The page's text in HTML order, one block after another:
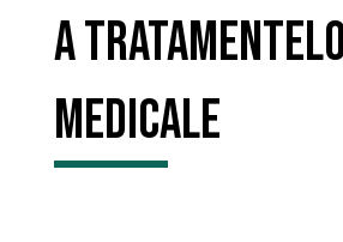
a
medicale